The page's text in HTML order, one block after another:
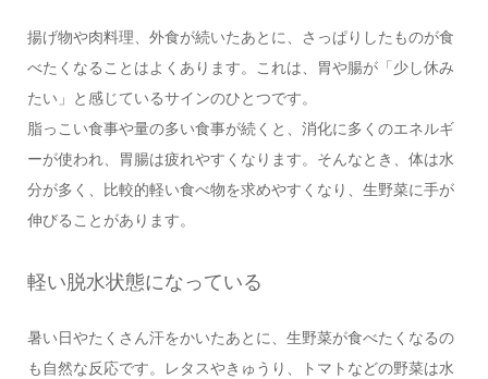
揚げ物や肉料理、外食が続いたあとに、さっぱりしたものが食
べたくなることはよくあります。これは、胃や腸が「少し休み
たい」と感じているサインのひとつです。
脂っこい食事や量の多い食事が続くと、消化に多くのエネルギ
ーが使われ、胃腸は疲れやすくなります。そんなとき、体は水
分が多く、比較的軽い食べ物を求めやすくなり、生野菜に手が
伸びることがあります。
軽い脱水状態になっている
暑い日やたくさん汗をかいたあとに、生野菜が食べたくなるの
も自然な反応です。レタスやきゅうり、トマトなどの野菜は水